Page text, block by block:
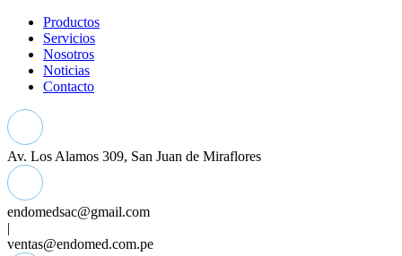
Productos
Servicios
Nosotros
Noticias
Contacto
Av. Los Alamos 309, San Juan de Miraflores
endomedsac@gmail.com
|
ventas@endomed.com.pe